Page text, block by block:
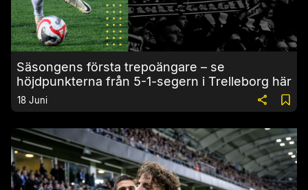
Säsongens första trepoängare – se
höjdpunkterna från 5-1-segern i Trelleborg här
18 Juni